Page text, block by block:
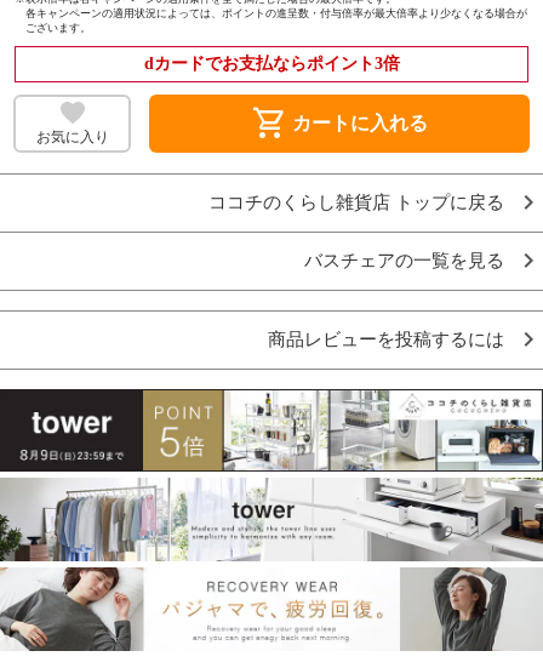
各キャンペーンの適用状況によっては、ポイントの進呈数・付与倍率が最大倍率より少なくなる場合が
ございます。
dカードでお支払ならポイント3倍
お気に入り shopping_cart カートに入れる
ココチのくらし雑貨店 トップに戻る
バスチェアの一覧を見る
商品レビューを投稿するには